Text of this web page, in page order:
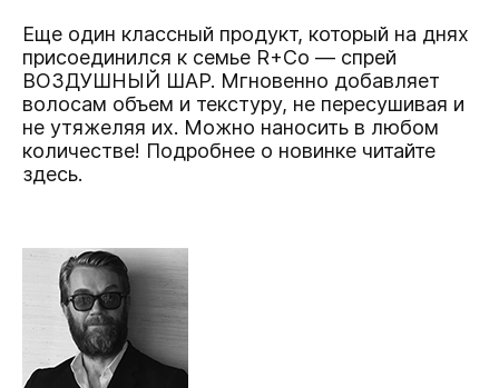
Еще один классный продукт, который на днях
присоединился к семье R+Co — спрей
ВОЗДУШНЫЙ ШАР. Мгновенно добавляет
волосам объем и текстуру, не пересушивая и
не утяжеляя их. Можно наносить в любом
количестве! Подробнее о новинке читайте
здесь.